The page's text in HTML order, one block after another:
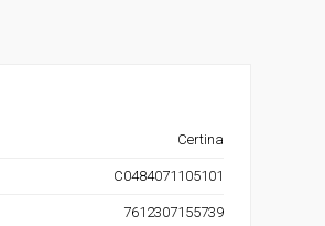
Certina
C0484071105101
7612307155739